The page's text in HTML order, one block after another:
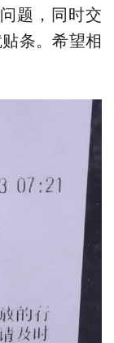
题，同时交
条。希望相